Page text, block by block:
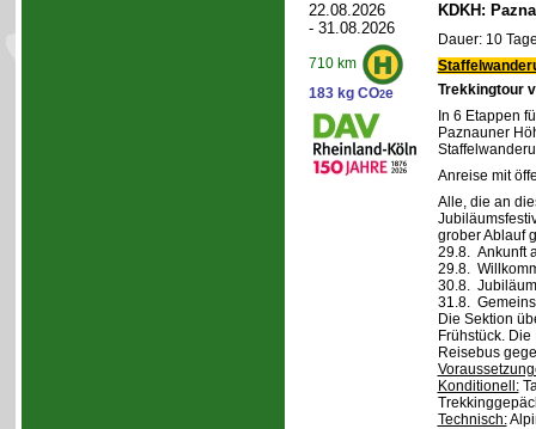
22.08.2026
- 31.08.2026
710 km
183 kg CO2e
KDKH:
Dauer: 10
Trekkingtour
In 6 Etappen
Paznauner
Anreise mit
Alle, die an
grober Ablauf
29.8. Ankunft
29.8.
30.8.
31.8.
Die Sektion
Frühstück.
Reisebus
Konditionell:
Technisch: